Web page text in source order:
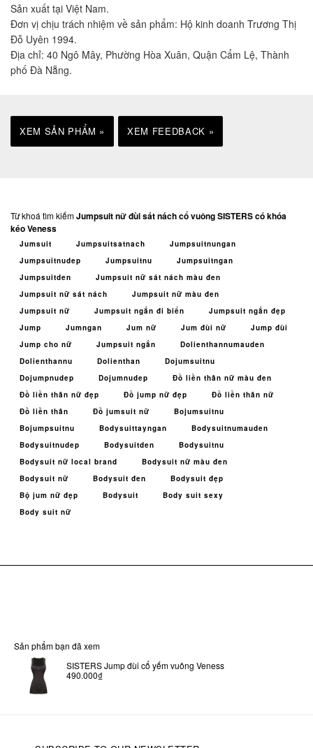
Sản xuất tại Việt Nam.
Đơn vị chịu trách nhiệm về sản phẩm: Hộ kinh doanh Trương Thị
Đỗ Uyên 1994.
Địa chỉ: 40 Ngô Mây, Phường Hòa Xuân, Quận Cẩm Lệ, Thành
phố Đà Nẵng.
XEM SẢN PHẨM » XEM FEEDBACK »
Từ khoá tìm kiếmJumpsuit nữ đùi sát nách cổ vuông SISTERS có khóa
kéo Veness
Jumsuit Jumpsuitsatnach
Jumpsuitnungan
Jumpsuitnudep
Jumpsuitnu
Jumpsuitngan
Jumpsuitden
Jumpsuit nữ sát nách màu đen
Jumpsuit nữ sát nách
Jumpsuit nữ màu đen
Jumpsuit nữ
Jumpsuit ngắn đi biển
Jumpsuit ngắn đẹp
Jump
Jumngan Jum nữ Jum đùi nữ
Jump đùi
Jump cho nữ
Jumpsuit ngắn
Dolienthannumauden
Dolienthannu
Dolienthan
Dojumsuitnu
Dojumpnudep
Dojumnudep
Đồ liền thân nữ màu đen
Đồ liền thân nữ đẹp
Đồ jump nữ đẹp
Đồ liền thân nữ
Đồ liền thân
Đồ jumsuit nữ
Bojumsuitnu
Bojumpsuitnu
Bodysuittayngan
Bodysuitnumauden
Bodysuitnudep
Bodysuitden
Bodysuitnu
Bodysuit nữ local brand
Bodysuit nữ màu đen
Bodysuit nữ
Bodysuit đen
Bodysuit đẹp
Bộ jum nữ đẹp
Bodysuit
Body suit sexy
Body suit nữ
Sản phẩm bạn đã xem
SISTERS Jump đùi cổ yếm vuông Veness
490.000₫